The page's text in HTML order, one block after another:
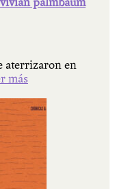
aterrizaron en
más